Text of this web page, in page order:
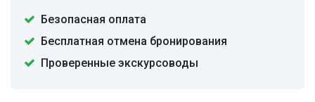
Безопасная оплата
Бесплатная отмена бронирования
Проверенные экскурсоводы